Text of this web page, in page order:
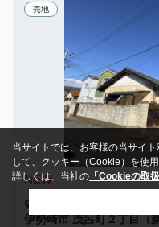
売地
NEW
伊勢崎市 茂呂町２丁目（
当サイトでは、お客様の当サイ
して、クッキー（Cookie）を使用
詳しくは、当社の 「Cookieの取